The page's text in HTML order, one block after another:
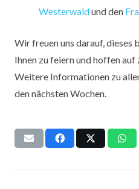
Westerwaldund den
Wir freuen uns darauf, dieses
Ihnen zu feiern und hoffen
Weitere Informationen zu
den nächsten Wochen.